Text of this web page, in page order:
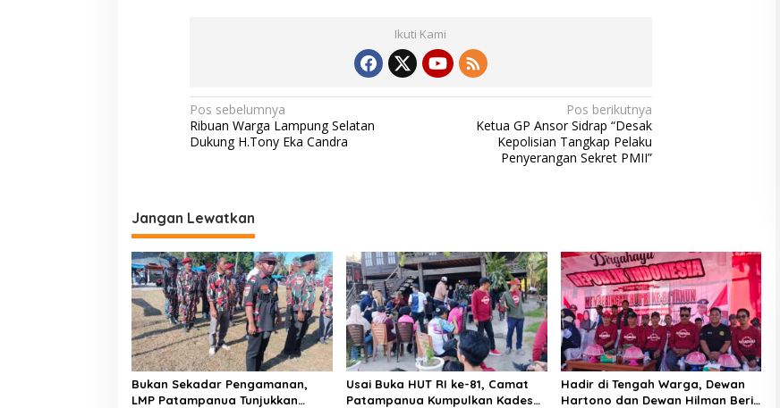
Ikuti Kami
N
a
g
a
s
i
p
o
s
Pos sebelumnya
Ribuan Warga Lampung Selatan
Dukung H.Tony Eka Candra
Pos berikutnya
Ketua GP Ansor Sidrap “Desak
Kepolisian Tangkap Pelaku
Penyerangan Sekret PMII”
Jangan Lewatkan
Bukan Sekadar Pengamanan,
LMP Patampanua Tunjukkan
Usai Buka HUT RI ke-81, Camat
Patampanua Kumpulkan Kades
Hadir di Tengah Warga, Dewan
Hartono dan Dewan Hilman Beri